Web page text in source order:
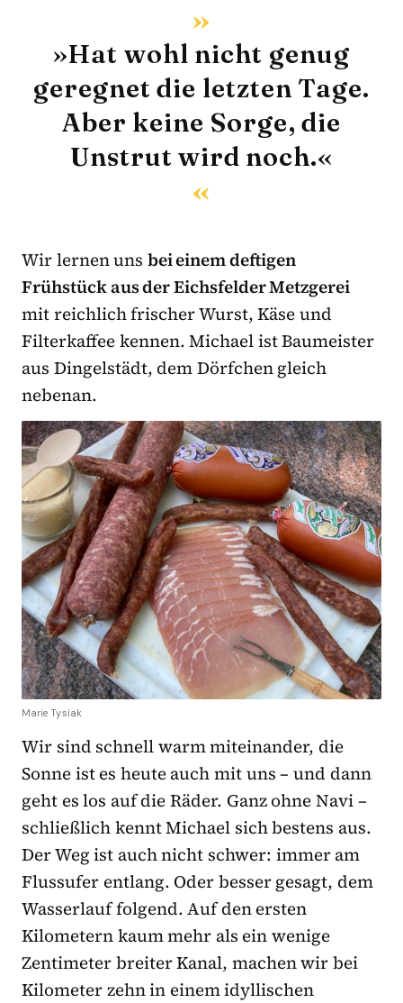
»Hat wohl nicht genug
geregnet die letzten Tage.
Aber keine Sorge, die
Unstrut wird noch.«
Wir lernen uns bei einem deftigen
Frühstück aus der Eichsfelder Metzgerei
mit reichlich frischer Wurst, Käse und
Filterkaffee kennen. Michael ist Baumeister
aus Dingelstädt, dem Dörfchen gleich
nebenan.
Marie Tysiak
Wir sind schnell warm miteinander, die
Sonne ist es heute auch mit uns – und dann
geht es los auf die Räder. Ganz ohne Navi –
schließlich kennt Michael sich bestens aus.
Der Weg ist auch nicht schwer: immer am
Flussufer entlang. Oder besser gesagt, dem
Wasserlauf folgend. Auf den ersten
Kilometern kaum mehr als ein wenige
Zentimeter breiter Kanal, machen wir bei
Kilometer zehn in einem idyllischen